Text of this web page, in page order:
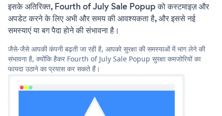
इसके अतिरिक्त, Fourth of July Sale Popup को कस्टमाइज़ और
अपडेट करने के लिए अभी और समय की आवश्यकता है, और इससे नई
समस्याएं या बग पैदा होने की संभावना है।
जैसे-जैसे आपकी कंपनी बढ़ती जा रही है, आपको सुरक्षा की समस्याओं में भाग लेने की
संभावना है, क्योंकि हैकर Fourth of July Sale Popup सुरक्षा कमजोरियों का
फायदा उठाने का प्रयास कर सकते हैं।